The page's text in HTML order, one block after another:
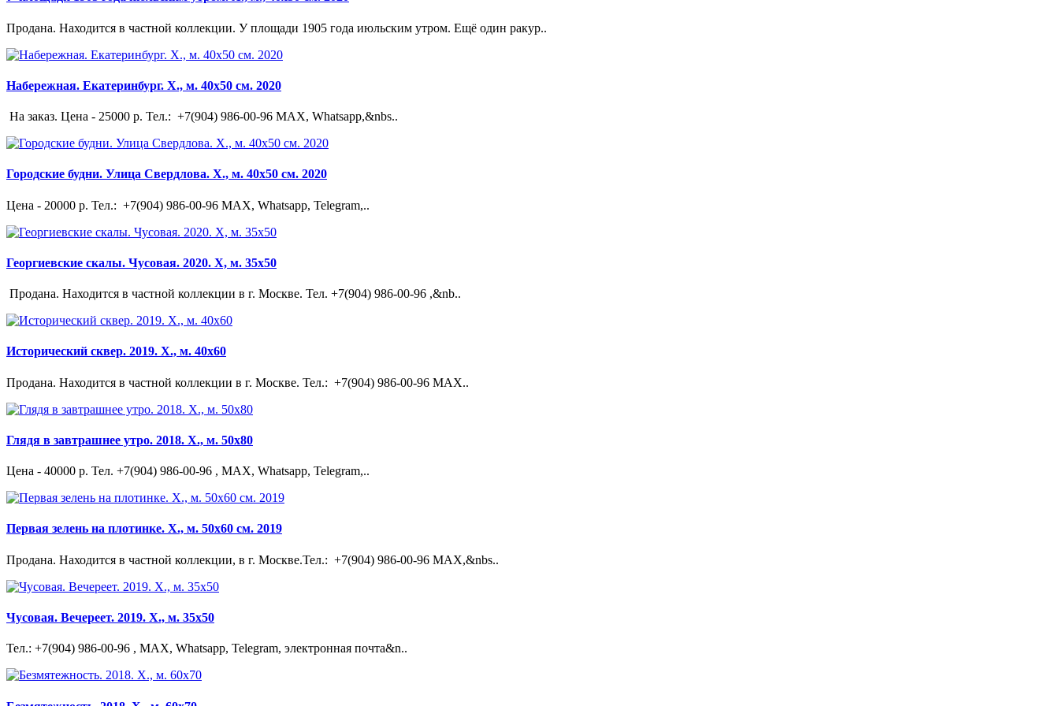
Продана. Находится в частной коллекции. У площади 1905 года июльским утром. Ещё один ракур..
Набережная. Екатеринбург. Х., м. 40х50 см. 2020
На заказ. Цена - 25000 р. Тел.: +7(904) 986-00-96 MAX, Whatsapp,&nbs..
Городские будни. Улица Свердлова. Х., м. 40х50 см. 2020
Цена - 20000 р. Тел.: +7(904) 986-00-96 MAX, Whatsapp, Telegram,..
Георгиевские скалы. Чусовая. 2020. Х, м. 35х50
Продана. Находится в частной коллекции в г. Москве. Тел. +7(904) 986-00-96 ,&nb..
Исторический сквер. 2019. Х., м. 40х60
Продана. Находится в частной коллекции в г. Москве. Тел.: +7(904) 986-00-96 MAX..
Глядя в завтрашнее утро. 2018. Х., м. 50х80
Цена - 40000 р. Тел. +7(904) 986-00-96 , MAX, Whatsapp, Telegram,..
Первая зелень на плотинке. Х., м. 50х60 см. 2019
Продана. Находится в частной коллекции, в г. Москве.Тел.: +7(904) 986-00-96 MAX,&nbs..
Чусовая. Вечереет. 2019. Х., м. 35х50
Тел.: +7(904) 986-00-96 , MAX, Whatsapp, Telegram, электронная почта&n..